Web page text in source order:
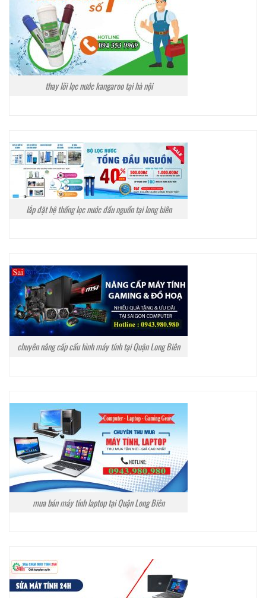
thay lõi lọc nước kangaroo tại hà nội
lắp đặt hệ thống lọc nước đầu nguồn tại long biên
chuyên nâng cấp cấu hình máy tính tại Quận Long Biên
mua bán máy tính laptop tại Quận Long Biên